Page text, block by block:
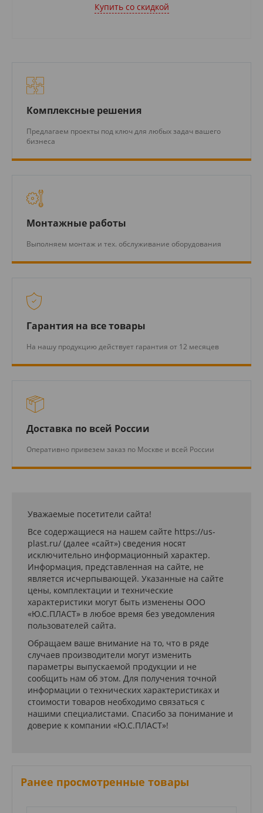
Купить cо скидкой
Комплексные решения
Предлагаем проекты под ключ для любых задач вашего
бизнеса
Монтажные работы
Выполняем монтаж и тех. обслуживание оборудования
Гарантия на все товары
На нашу продукцию действует гарантия от 12 месяцев
Доставка по всей России
Оперативно привезем заказ по Москве и всей России
Уважаемые посетители сайта!
Все содержащиеся на нашем сайте https://us-
plast.ru/ (далее «сайт») сведения носят
исключительно информационный характер.
Информация, представленная на сайте, не
является исчерпывающей. Указанные на сайте
цены, комплектации и технические
характеристики могут быть изменены ООО
«Ю.С.ПЛАСТ» в любое время без уведомления
пользователей сайта.
Обращаем ваше внимание на то, что в ряде
случаев производители могут изменить
параметры выпускаемой продукции и не
сообщить нам об этом. Для получения точной
информации о технических характеристиках и
стоимости товаров необходимо связаться с
нашими специалистами. Спасибо за понимание и
доверие к компании «Ю.С.ПЛАСТ»!
Ранее просмотренные товары